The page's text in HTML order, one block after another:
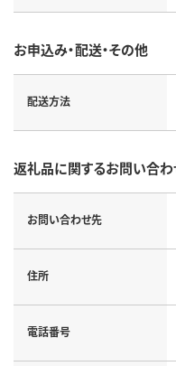
お申込み・配送・その他
配送方法
返礼品に関するお問い合
お問い合わせ先
住所
電話番号